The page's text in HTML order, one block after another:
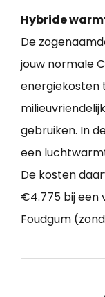
Hybride
De
jouw normale
energiekosten
gebruiken. In
een
De kosten
€4.775 bij een
Foudgum